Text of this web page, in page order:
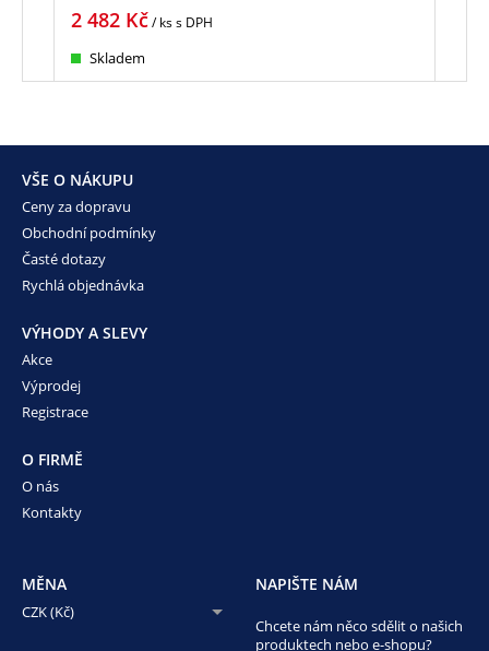
2 482 Kč/ kss DPH
Skladem
VŠE O NÁKUPU
Ceny za dopravu
Obchodní podmínky
Časté dotazy
Rychlá objednávka
VÝHODY A SLEVY
Akce
Výprodej
Registrace
O FIRMĚ
O nás
Kontakty
MĚNA
CZK (Kč)
NAPIŠTE NÁM
Chcete nám něco sdělit o našich
produktech nebo e-shopu?